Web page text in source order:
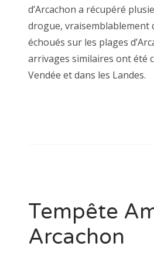
d’Arcachon a récupéré
drogue, vraisemblablement
échoués sur les plages
arrivages similaires ont été
Vendée et dans les Landes.
Tempête
Arcachon